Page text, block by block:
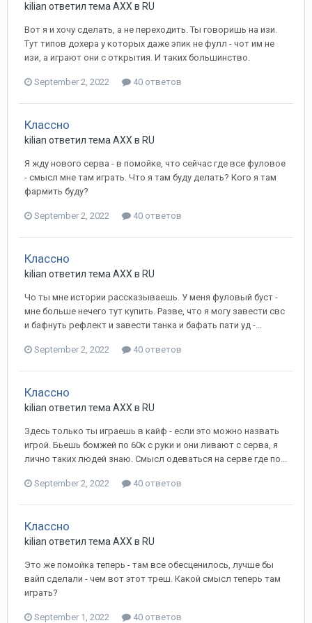
kilian ответил тема AXX в RU
Вот я и хочу сделать, а не переходить. Ты говоришь на изи.
Тут типов дохера у которых даже эпик не фулл - чот им не
изи, а играют они с открытия. И таких большинство.
September 2, 2022 40 ответов
Классно
kilian ответил тема AXX в RU
Я жду нового серва - в помойке, что сейчас где все фуловое
- смысл мне там играть. Что я там буду делать? Кого я там
фармить буду?
September 2, 2022 40 ответов
Классно
kilian ответил тема AXX в RU
Чо ты мне истории рассказываешь. У меня фуловый буст -
мне больше нечего тут купить. Разве, что я могу завести свс
и бафнуть рефлект и завести танка и бафать пати уд -...
September 2, 2022 40 ответов
Классно
kilian ответил тема AXX в RU
Здесь только ты играешь в кайф - если это можно назвать
игрой. Бьешь бомжей по 60к с руки и они ливают с серва, я
лично таких людей знаю. Смысл одеваться на серве где по...
September 2, 2022 40 ответов
Классно
kilian ответил тема AXX в RU
Это же помойка теперь - там все обесценилось, лучше бы
вайп сделали - чем вот этот треш. Какой смысл теперь там
играть?
September 1, 2022 40 ответов